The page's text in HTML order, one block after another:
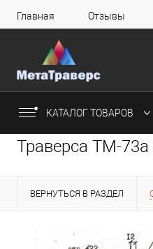
Главная Отзывы
КАТАЛОГ ТОВАРОВ
Траверса ТМ-
ВЕРНУТЬСЯ В РАЗДЕЛ